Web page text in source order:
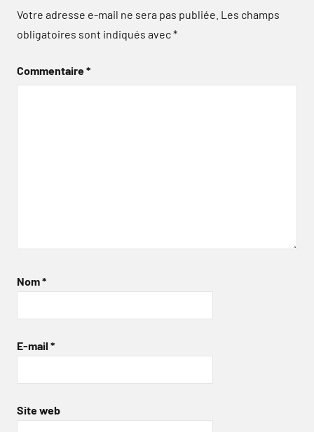
Votre adresse e-mail ne sera pas publiée. Les champs
obligatoires sont indiqués avec*
Commentaire*
Nom*
E-mail *
Site web